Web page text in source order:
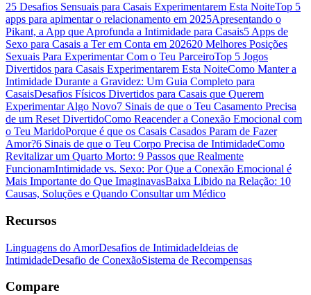
25 Desafios Sensuais para Casais Experimentarem Esta NoiteTop 5
apps para apimentar o relacionamento em 2025Apresentando o
Pikant, a App que Aprofunda a Intimidade para Casais5 Apps de
Sexo para Casais a Ter em Conta em 202620 Melhores Posições
Sexuais Para Experimentar Com o Teu ParceiroTop 5 Jogos
Divertidos para Casais Experimentarem Esta NoiteComo Manter a
Intimidade Durante a Gravidez: Um Guia Completo para
CasaisDesafios Físicos Divertidos para Casais que Querem
Experimentar Algo Novo7 Sinais de que o Teu Casamento Precisa
de um Reset DivertidoComo Reacender a Conexão Emocional com
o Teu MaridoPorque é que os Casais Casados Param de Fazer
Amor?6 Sinais de que o Teu Corpo Precisa de IntimidadeComo
Revitalizar um Quarto Morto: 9 Passos que Realmente
FuncionamIntimidade vs. Sexo: Por Que a Conexão Emocional é
Mais Importante do Que ImaginavasBaixa Libido na Relação: 10
Causas, Soluções e Quando Consultar um Médico
Recursos
Linguagens do AmorDesafios de IntimidadeIdeias de
IntimidadeDesafio de ConexãoSistema de Recompensas
Compare